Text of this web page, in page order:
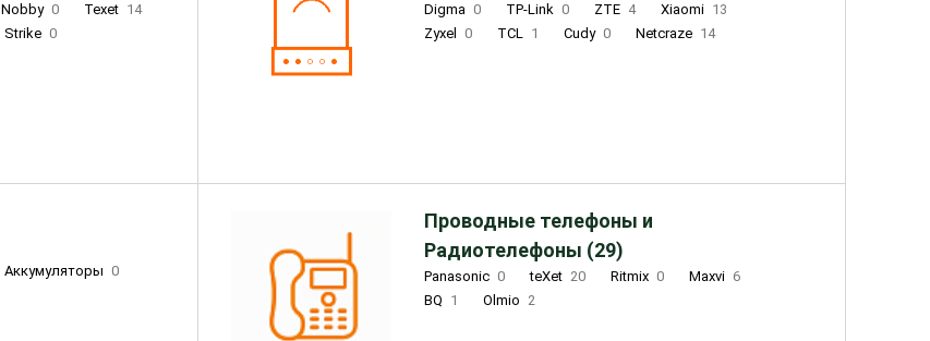
Nobby 0 Texet 14
Strike 0
Digma 0 TP-Link 0 ZTE 4 Xiaomi 13
Zyxel
0 TCL 1 Cudy 0 Netcraze 14
Аккумуляторы 0
Проводные телефоны и
Радиотелефоны (29)
Panasonic 0 teXet 20 Ritmix 0 Maxvi 6
BQ 1 Olmio 2